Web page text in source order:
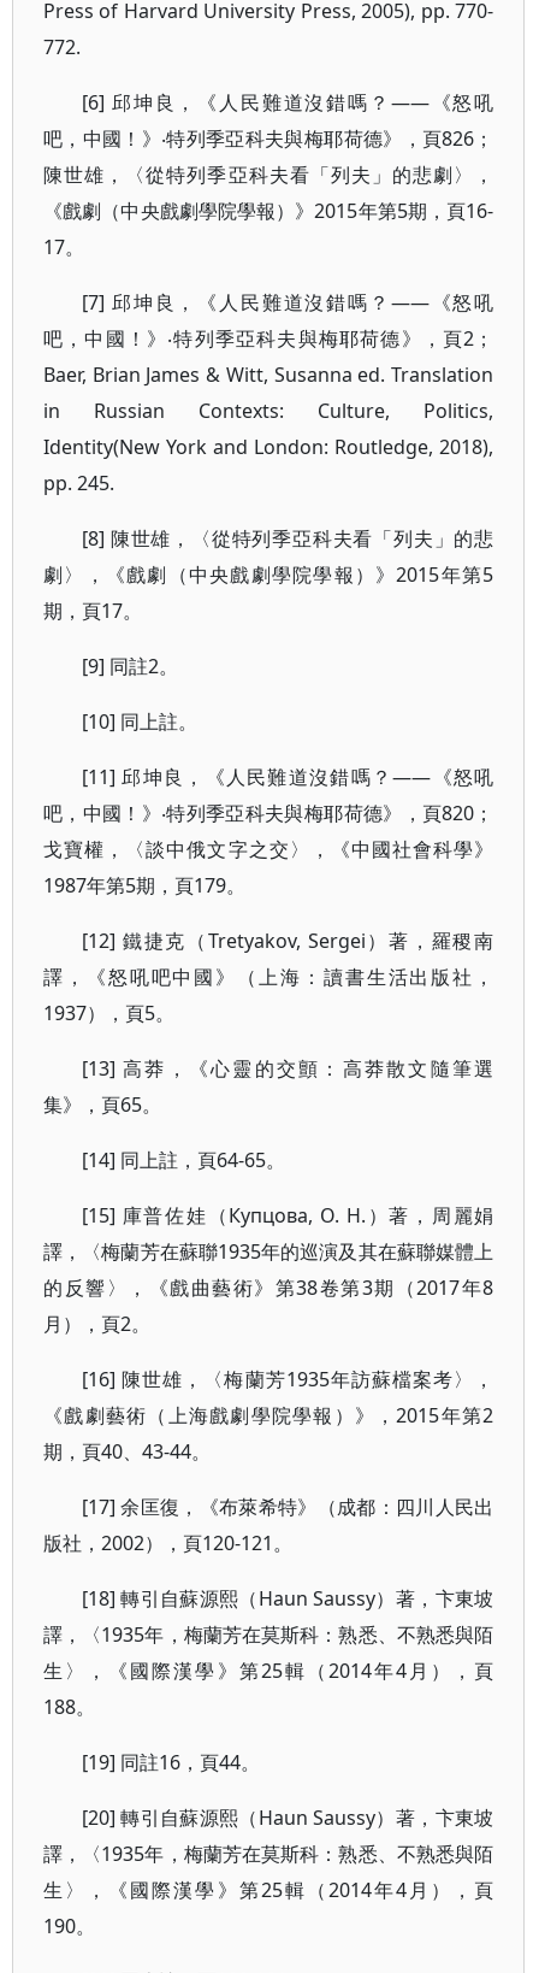
Press of Harvard University Press, 2005), pp. 770-
772.
[6] 邱坤良，《人民難道沒錯嗎？——《怒吼
吧，中國！》‧特列季亞科夫與梅耶荷德》，頁826；
陳世雄，〈從特列季亞科夫看「列夫」的悲劇〉，
《戲劇（中央戲劇學院學報）》2015年第5期，頁16-
17。
[7] 邱坤良，《人民難道沒錯嗎？——《怒吼
吧，中國！》‧特列季亞科夫與梅耶荷德》，頁2；
Baer, Brian James & Witt, Susanna ed. Translation
in Russian Contexts: Culture, Politics,
Identity(New York and London: Routledge, 2018),
pp. 245.
[8] 陳世雄，〈從特列季亞科夫看「列夫」的悲
劇〉，《戲劇（中央戲劇學院學報）》2015年第5
期，頁17。
[9] 同註2。
[10] 同上註。
[11] 邱坤良，《人民難道沒錯嗎？——《怒吼
吧，中國！》‧特列季亞科夫與梅耶荷德》，頁820；
戈寶權，〈談中俄文字之交〉，《中國社會科學》
1987年第5期，頁179。
[12] 鐵捷克（Tretyakov, Sergei）著，羅稷南
譯，《怒吼吧中國》（上海：讀書生活出版社，
1937），頁5。
[13] 高莽，《心靈的交顫：高莽散文隨筆選
集》，頁65。
[14] 同上註，頁64-65。
[15] 庫普佐娃（Купцова, О. Н.）著，周麗娟
譯，〈梅蘭芳在蘇聯1935年的巡演及其在蘇聯媒體上
的反響〉，《戲曲藝術》第38卷第3期（2017年8
月），頁2。
[16] 陳世雄，〈梅蘭芳1935年訪蘇檔案考〉，
《戲劇藝術（上海戲劇學院學報）》，2015年第2
期，頁40、43-44。
[17] 余匡復，《布萊希特》（成都：四川人民出
版社，2002），頁120-121。
[18] 轉引自蘇源熙（Haun Saussy）著，卞東坡
譯，〈1935年，梅蘭芳在莫斯科：熟悉、不熟悉與陌
生〉，《國際漢學》第25輯（2014年4月），頁
188。
[19] 同註16，頁44。
[20] 轉引自蘇源熙（Haun Saussy）著，卞東坡
譯，〈1935年，梅蘭芳在莫斯科：熟悉、不熟悉與陌
生〉，《國際漢學》第25輯（2014年4月），頁
190。